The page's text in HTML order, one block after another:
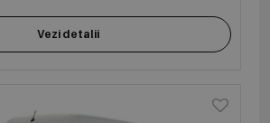
Vezi detalii